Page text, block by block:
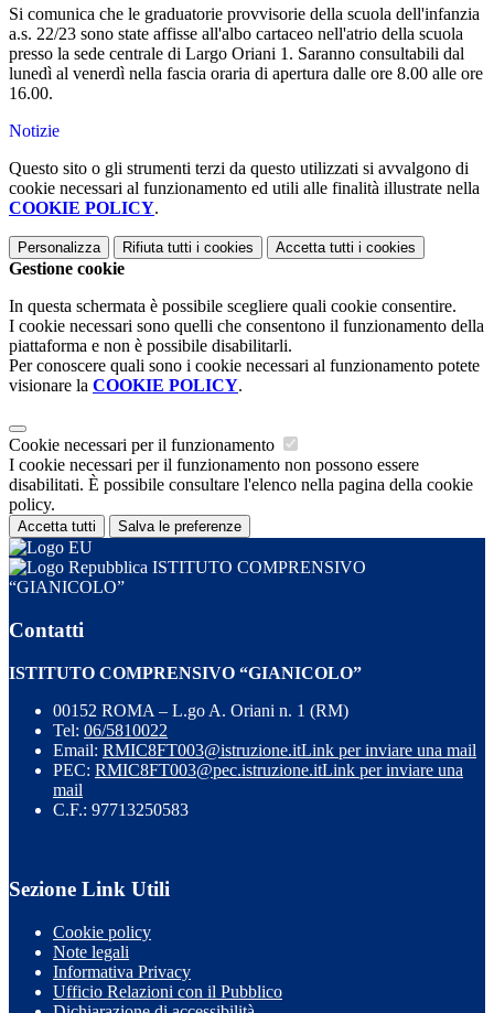
Si comunica che le graduatorie provvisorie della scuola dell'infanzia
a.s. 22/23 sono state affisse all'albo cartaceo nell'atrio della scuola
presso la sede centrale di Largo Oriani 1. Saranno consultabili dal
lunedì al venerdì nella fascia oraria di apertura dalle ore 8.00 alle ore
16.00.
Notizie
Questo sito o gli strumenti terzi da questo utilizzati si avvalgono di
cookie necessari al funzionamento ed utili alle finalità illustrate nella
COOKIE POLICY.
Personalizza Rifiuta tutti i cookies Accetta tutti i cookies
Gestione cookie
In questa schermata è possibile scegliere quali cookie consentire.
I cookie necessari sono quelli che consentono il funzionamento della
piattaforma e non è possibile disabilitarli.
Per conoscere quali sono i cookie necessari al funzionamento potete
visionare la COOKIE POLICY.
Cookie necessari per il funzionamento
I cookie necessari per il funzionamento non possono essere
disabilitati. È possibile consultare l'elenco nella pagina della cookie
policy.
Accetta tutti Salva le preferenze
ISTITUTO COMPRENSIVO
“GIANICOLO”
Contatti
ISTITUTO COMPRENSIVO “GIANICOLO”
00152 ROMA – L.go A. Oriani n. 1 (RM)
Tel: 06/5810022
Email: RMIC8FT003@istruzione.itLink per inviare una mail
PEC: RMIC8FT003@pec.istruzione.itLink per inviare una
mail
C.F.: 97713250583
Sezione Link Utili
Cookie policy
Note legali
Informativa Privacy
Ufficio Relazioni con il Pubblico